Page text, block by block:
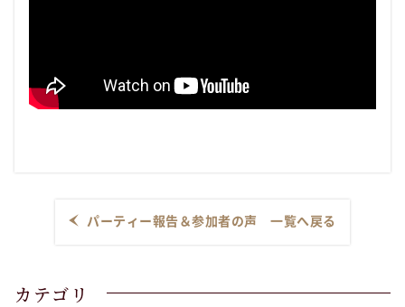
パーティー報告＆参加者の声 一覧へ戻る
カテゴリ